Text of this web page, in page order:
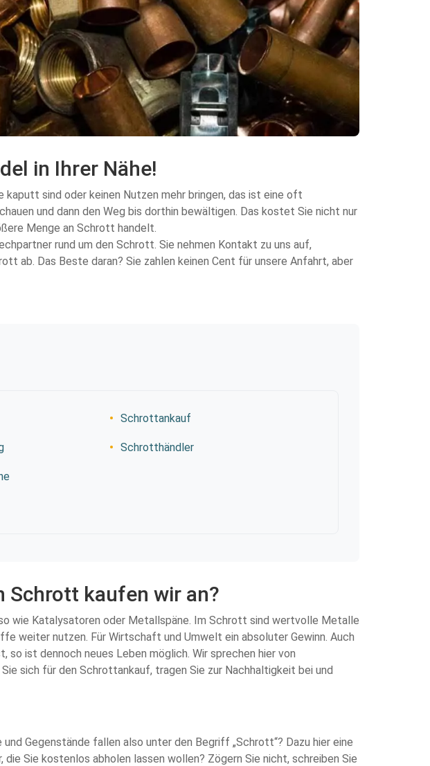
in Ihrer Nähe!
sind oder keinen Nutzen mehr bringen, das ist eine oft
und dann den Weg bis dorthin bewältigen. Das kostet Sie nicht nur
Menge an Schrott handelt.
rund um den Schrott. Sie nehmen Kontakt zu uns auf,
ab. Das Beste daran? Sie zahlen keinen Cent für unsere Anfahrt, aber
Schrottankauf
Schrotthändler
Schrott kaufen wir an?
wie Katalysatoren oder Metallspäne. Im Schrott sind wertvolle Metalle
weiter nutzen. Für Wirtschaft und Umwelt ein absoluter Gewinn. Auch
ist dennoch neues Leben möglich. Wir sprechen hier von
sich für den Schrottankauf, tragen Sie zur Nachhaltigkeit bei und
Gegenstände fallen also unter den Begriff „Schrott“? Dazu hier eine
Sie kostenlos abholen lassen wollen? Zögern Sie nicht, schreiben Sie